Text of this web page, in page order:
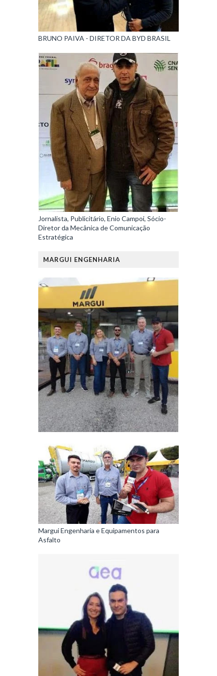
BRUNO PAIVA - DIRETOR DA BYD BRASIL
Jornalista, Publicitário, Enio Campoi, Sócio-
Diretor da Mecânica de Comunicação
Estratégica
MARGUI ENGENHARIA
Margui Engenharia e Equipamentos para
Asfalto